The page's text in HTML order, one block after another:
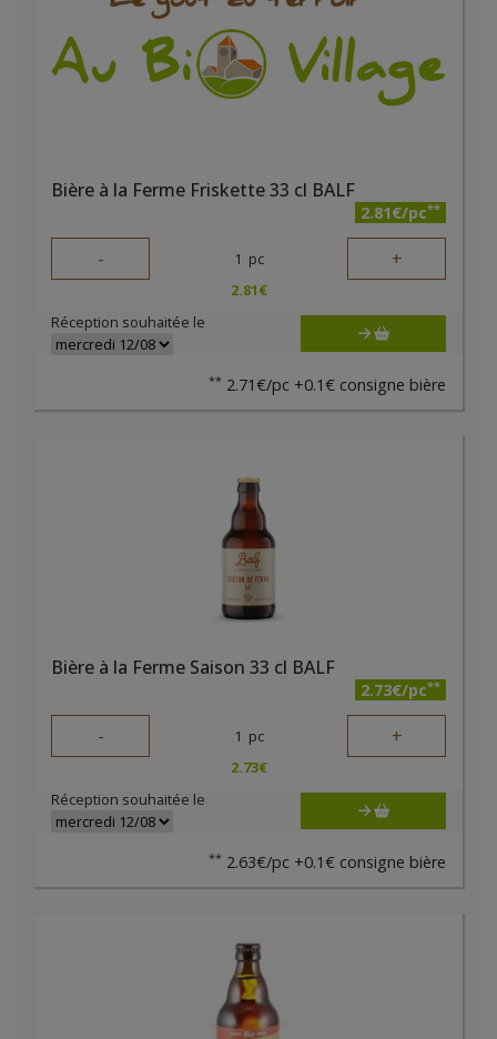
Bière à la Ferme Friskette 33 cl BALF
2.81€/pc**
- 1 pc +
2.81€
Réception souhaitée le
** 2.71€/pc +0.1€ consigne bière
Bière à la Ferme Saison 33 cl BALF
2.73€/pc**
- 1 pc +
2.73€
Réception souhaitée le
** 2.63€/pc +0.1€ consigne bière